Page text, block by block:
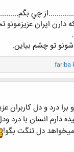
چي
كه دارن ايران
تو چشم بياين.
fariba
برا درد و دل
دارم انسان با درد
دل تنگت بگو!